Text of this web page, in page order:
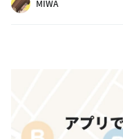
MIWA